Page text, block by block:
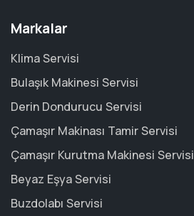
Markalar
Klima Servisi
Bulaşık Makinesi Servisi
Derin Dondurucu Servisi
Çamaşır Makinası Tamir Servisi
Çamaşır Kurutma Makinesi Servisi
Beyaz Eşya Servisi
Buzdolabı Servisi